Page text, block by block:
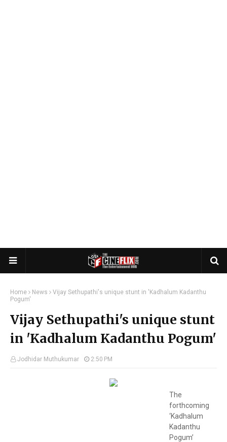
Home News
Vijay Sethupathi's unique stunt in 'Kadhalum Kadanthu
Pogum'
Vijay Sethupathi's unique stunt
in 'Kadhalum Kadanthu Pogum'
Jodhidar Muthukumar 2:50 PM
The
forthcoming
‘Kadhalum
Kadanthu
Pogum’